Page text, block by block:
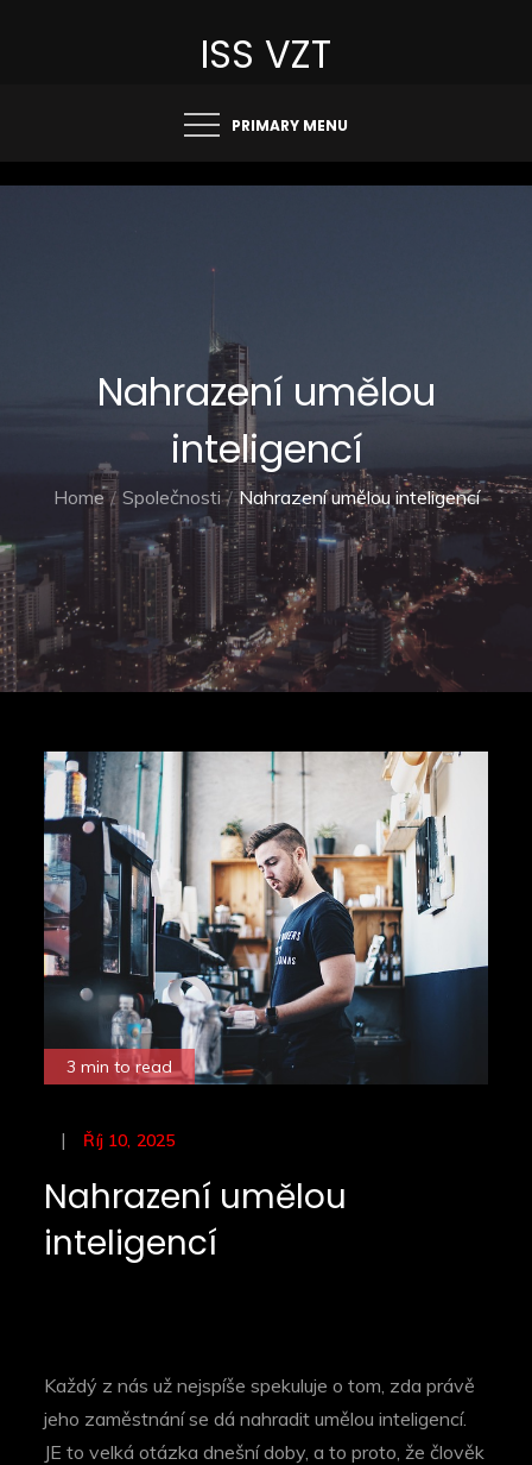
ISS VZT
PRIMARY MENU
Nahrazení umělou
inteligencí
Home Společnosti Nahrazení umělou inteligencí
3 min to read
Posted
Říj 10, 2025
Nahrazení umělou
inteligencí
Každý z nás už nejspíše spekuluje o tom, zda právě
jeho zaměstnání se dá nahradit umělou inteligencí.
JE to velká otázka dnešní doby, a to proto, že člověk